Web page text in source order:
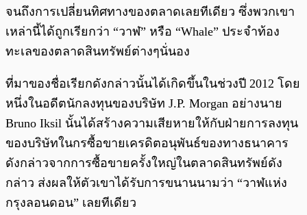
จนถึงการเปลี่ยนทิศทางของตลาดเลยทีเดียว ซึ่งพวกเขา
เหล่านี้ได้ถูกเรียกว่า “วาฬ” หรือ “Whale” ประจำท้อง
ทะเลของตลาดสินทรัพย์ต่างๆนั่นอง
ที่มาของชื่อเรียกดังกล่าวนั้นได้เกิดขึ้นในช่วงปี 2012 โดย
หนึ่งในอดีตนักลงทุนของบริษัท J.P. Morgan อย่างนาย
Bruno Iksil นั้นได้สร้างความเสียหายให้กับฝ่ายการลงทุน
ของบริษัทในกรซื้อขายเครดิตอนุพันธ์ของทางธนาคาร
ดังกล่าวจากการซื้อขายครั้งใหญ่ในตลาดสินทรัพย์ดัง
กล่าว ส่งผลให้ตัวเขาได้รับการขนานนามว่า “วาฬแห่ง
กรุงลอนดอน” เลยทีเดียว